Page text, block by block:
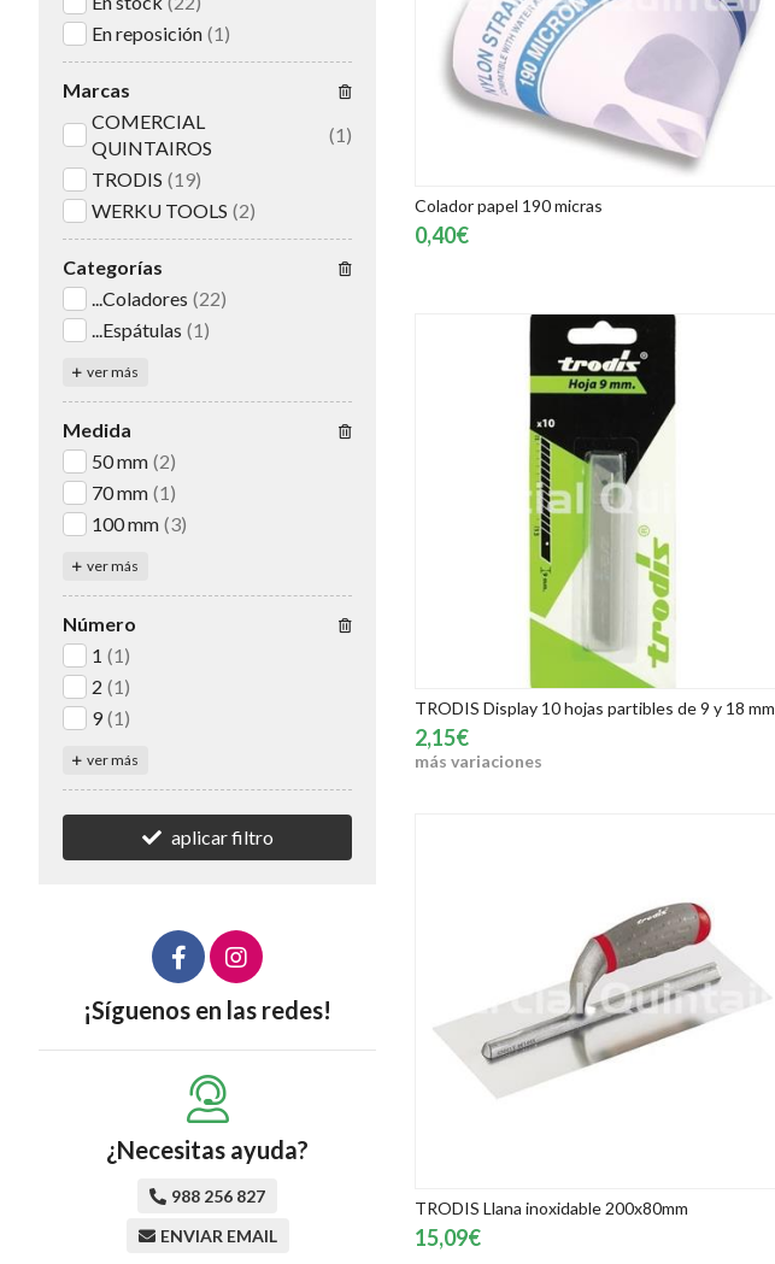
Colador papel 190 micras
0,40€
TRODIS Display 10 hojas partibles de 9 y 18 mm
2,15€
más variaciones
TRODIS Llana inoxidable 200x80mm
15,09€
En reposición (1)
Marcas
COMERCIAL
QUINTAIROS
(1)
TRODIS (19)
WERKU TOOLS (2)
Categorías
...Coladores (22)
...Espátulas (1)
ver más
Medida
50 mm (2)
70 mm (1)
100 mm (3)
ver más
Número
1 (1)
2 (1)
9 (1)
ver más
aplicar filtro
¡Síguenos en las redes!
¿Necesitas ayuda?
988 256 827
ENVIAR EMAIL